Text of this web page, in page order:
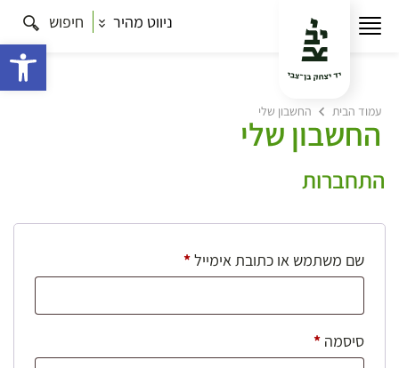
ניווט מהיר חיפוש
עמוד הבית החשבון שלי
החשבון שלי
התחברות
שם משתמש או כתובת אימייל*חובה
סיסמה *חובה